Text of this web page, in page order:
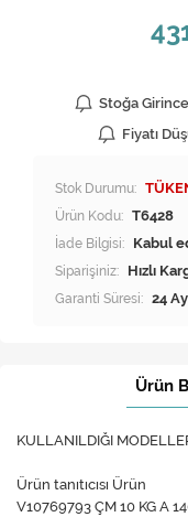
Stoğa
Fiyatı
Stok Durumu:
Ürün Kodu: T6428
İade Bilgisi:
Siparişiniz: Hızlı
Garanti Süresi: 24
Ürün
KULLANILDIĞI
Ürün tanıtıcısı Ürün
V10769793 ÇM 10 KG A